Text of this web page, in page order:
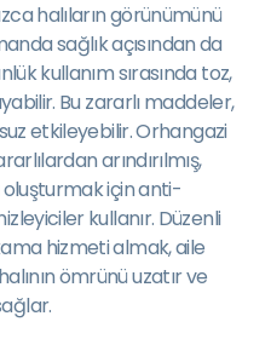
halıların görünümünü
sağlık açısından da
kullanım sırasında toz,
Bu zararlı maddeler,
etkileyebilir. Orhangazi
arındırılmış,
oluşturmak için anti-
kullanır. Düzenli
hizmeti almak, aile
ömrünü uzatır ve